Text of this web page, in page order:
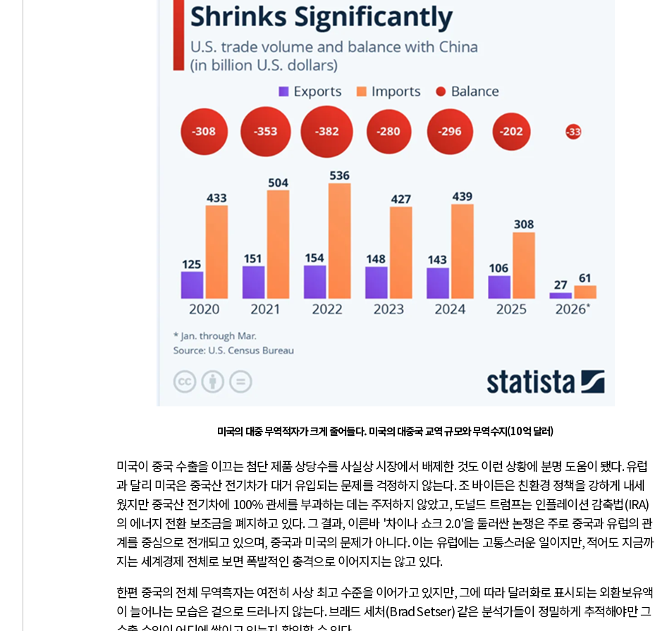
미국의 대중 무역적자가 크게 줄어들다.미국의 대중국 교역 규모와 무역수지(10억 달러)
미국이 중국 수출을 이끄는 첨단 제품 상당수를 사실상 시장에서 배제한 것도 이런 상황에 분명 도움이 됐다.유럽
과 달리 미국은 중국산 전기차가 대거 유입되는 문제를 걱정하지 않는다.조 바이든은 친환경 정책을 강하게 내세
웠지만 중국산 전기차에 100%관세를 부과하는 데는 주저하지 않았고,도널드 트럼프는 인플레이션 감축법(IRA)
의 에너지 전환 보조금을 폐지하고 있다.그 결과, 이른바 '차이나 쇼크2.0'을 둘러싼 논쟁은 주로 중국과 유럽의 관
계를 중심으로 전개되고 있으며, 중국과 미국의 문제가 아니다.이는 유럽에는 고통스러운 일이지만,적어도 지금까
지는 세계경제 전체로 보면 폭발적인 충격으로 이어지지는 않고 있다.
한편 중국의 전체 무역흑자는 여전히 사상 최고 수준을 이어가고 있지만,그에 따라 달러화로 표시되는 외환보유액
이 늘어나는 모습은 겉으로 드러나지 않는다.브래드 세처(Brad Setser)같은 분석가들이 정밀하게 추적해야만 그